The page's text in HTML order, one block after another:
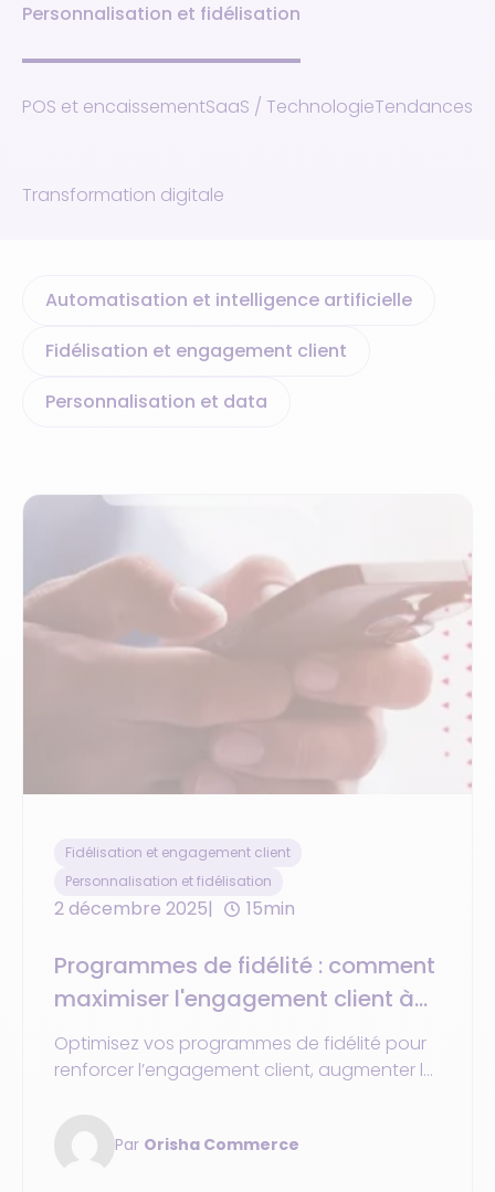
Personnalisation et fidélisation
POS et encaissementSaaS / TechnologieTendances
Transformation digitale
Automatisation et intelligence artificielle
Fidélisation et engagement client
Personnalisation et data
Fidélisation et engagement client
Personnalisation et fidélisation
2 décembre 2025 15min
Programmes de fidélité : comment
maximiser l'engagement client à
travers la mise en place d'une
stratégie de commerce unifié ?
Optimisez vos programmes de fidélité pour
renforcer l’engagement client, augmenter la
l’expérience sur tous les canaux.
Par Orisha Commerce